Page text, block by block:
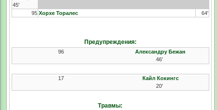
45'
95 Хорхе Торалес 64'
Предупреждения:
96
Александру Бежан
46'
17
Кайл Кокингс
20'
Травмы: